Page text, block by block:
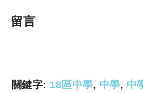
留言
關鍵字: 18區中學, 中學, 中